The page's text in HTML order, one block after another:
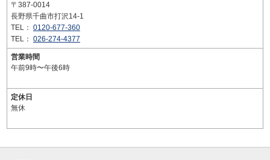
〒387-0014
長野県千曲市打沢14-1
TEL： 0120-677-360
TEL： 026-274-4377
営業時間
午前9時〜午後6時
定休日
無休